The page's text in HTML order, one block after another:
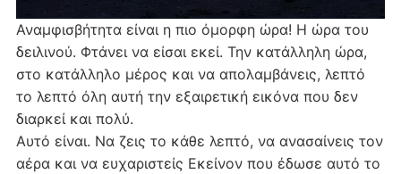
Αναμφισβήτητα είναι η πιο όμορφη ώρα! Η ώρα του
δειλινού. Φτάνει να είσαι εκεί. Την κατάλληλη ώρα,
στο κατάλληλο μέρος και να απολαμβάνεις, λεπτό
το λεπτό όλη αυτή την εξαιρετική εικόνα που δεν
διαρκεί και πολύ.
Αυτό είναι. Να ζεις το κάθε λεπτό, να ανασαίνεις τον
αέρα και να ευχαριστείς Εκείνον που έδωσε αυτό το